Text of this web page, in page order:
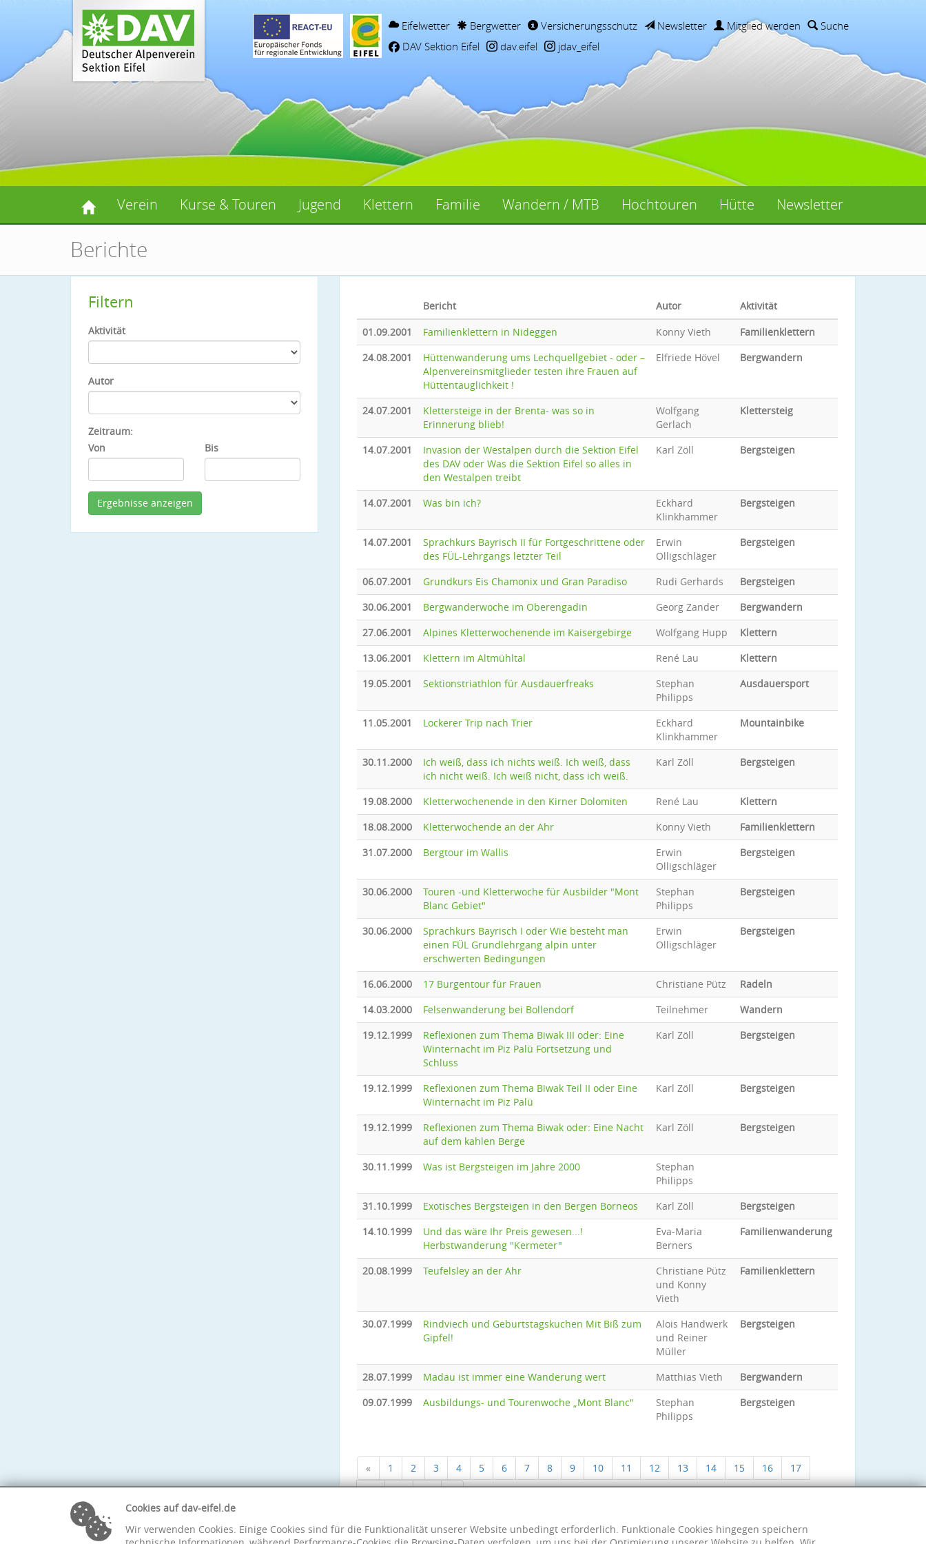
Eifelwetter Bergwetter Versicherungsschutz Newsletter Mitglied werden
Suche
DAV Sektion Eifel
dav.eifel jdav_eifel
Verein Kurse & Touren Jugend Klettern Familie Wandern / MTB Hochtouren Hütte Newsletter
Berichte
Filtern
Aktivität
Autor
Zeitraum:
Von
Bis
Bericht Autor
Aktivität
01.09.2001
Familienklettern in Nideggen Konny Vieth
Familienklettern
24.08.2001
Hüttenwanderung ums Lechquellgebiet - oder –
Alpenvereinsmitglieder testen ihre Frauen auf
Hüttentauglichkeit !
Elfriede Hövel Bergwandern
24.07.2001
Klettersteige in der Brenta- was so in
Erinnerung blieb!
Wolfgang
Gerlach
Klettersteig
14.07.2001
Invasion der Westalpen durch die Sektion Eifel
des DAV oder Was die Sektion Eifel so alles in
den Westalpen treibt
Karl Zöll Bergsteigen
14.07.2001 Was bin ich?
Eckhard
Klinkhammer
Bergsteigen
14.07.2001
Sprachkurs Bayrisch II für Fortgeschrittene oder
des FÜL-Lehrgangs letzter Teil
Erwin
Olligschläger
Bergsteigen
06.07.2001 Grundkurs Eis Chamonix und Gran Paradiso Rudi Gerhards
Bergsteigen
30.06.2001
Bergwanderwoche im Oberengadin Georg Zander
Bergwandern
27.06.2001
Alpines Kletterwochenende im Kaisergebirge Wolfgang Hupp
Klettern
13.06.2001
Klettern im Altmühltal René Lau
Klettern
19.05.2001
Sektionstriathlon für Ausdauerfreaks
Stephan
Philipps
Ausdauersport
11.05.2001 Lockerer Trip nach Trier
Eckhard
Klinkhammer
Mountainbike
30.11.2000
Ich weiß, dass ich nichts weiß. Ich weiß, dass
ich nicht weiß. Ich weiß nicht, dass ich weiß.
Karl Zöll Bergsteigen
19.08.2000 Kletterwochenende in den Kirner Dolomiten René Lau
Klettern
18.08.2000
Kletterwochende an der Ahr Konny Vieth
Familienklettern
31.07.2000
Bergtour im Wallis
Erwin
Olligschläger
Bergsteigen
30.06.2000
Touren -und Kletterwoche für Ausbilder "Mont
Blanc Gebiet"
Stephan
Philipps
Bergsteigen
30.06.2000
Sprachkurs Bayrisch I oder Wie besteht man
einen FÜL Grundlehrgang alpin unter
erschwerten Bedingungen
Erwin
Olligschläger
Bergsteigen
16.06.2000 17 Burgentour für Frauen Christiane Pütz
Radeln
14.03.2000
Felsenwanderung bei Bollendorf Teilnehmer
Wandern
19.12.1999
Reflexionen zum Thema Biwak III oder: Eine
Winternacht im Piz Palü Fortsetzung und
Schluss
Karl Zöll Bergsteigen
19.12.1999
Reflexionen zum Thema Biwak Teil II oder Eine
Winternacht im Piz Palü
Karl Zöll Bergsteigen
19.12.1999
Reflexionen zum Thema Biwak oder: Eine Nacht
auf dem kahlen Berge
Karl Zöll Bergsteigen
30.11.1999 Was ist Bergsteigen im Jahre 2000
Stephan
Philipps
31.10.1999
Exotisches Bergsteigen in den Bergen Borneos Karl Zöll
Bergsteigen
14.10.1999
Und das wäre Ihr Preis gewesen...!
Herbstwanderung "Kermeter"
Eva-Maria
Berners
Familienwanderung
20.08.1999 Teufelsley an der Ahr
Christiane Pütz
und Konny
Vieth
Familienklettern
30.07.1999
Rindviech und Geburtstagskuchen Mit Biß zum
Gipfel!
Alois Handwerk
und Reiner
Müller
Bergsteigen
28.07.1999 Madau ist immer eine Wanderung wert Matthias Vieth
Bergwandern
09.07.1999
Ausbildungs- und Tourenwoche „Mont Blanc"
Stephan
Philipps
Bergsteigen
« 1 2 3 4 5 6 7 8 9 10 11 12 13 14 15 16
17
18
19 20
»
Cookies auf dav-eifel.de
Wir verwenden Cookies. Einige Cookies sind für die Funktionalität unserer Website unbedingt erforderlich. Funktionale Cookies hingegen speichern